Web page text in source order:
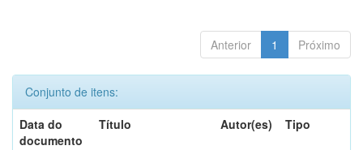
Anterior 1 Próximo
Conjunto de itens:
Data do
documento
Título Autor(es) Tipo